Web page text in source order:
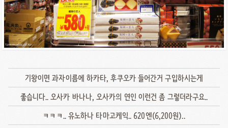
기왕이면 과자이름에 하카타, 후쿠오카 들어간거 구입하시는게
좋습니다.. 오사카 바나나, 오사카의 연인 이런건 좀 그렇더라구요..
ㅋㅋㅋ.. 유노하나 타마고케익.. 620엔(6,200원)..